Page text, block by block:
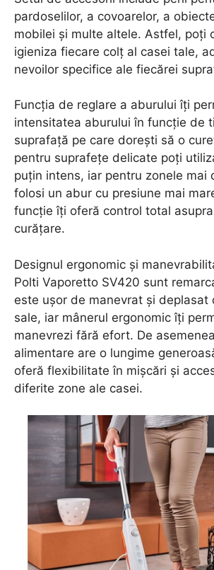
pardoselilor, a covoarelor, a
mobilei și multe altele. Astfel, poți
igieniza fiecare colț al casei tale,
nevoilor specifice ale fiecărei
Funcția de reglare a aburului îți
intensitatea aburului în funcție de
suprafață pe care dorești să o
pentru suprafețe delicate poți
puțin intens, iar pentru zonele mai
folosi un abur cu presiune mai
funcție îți oferă control total
curățare.
Designul ergonomic și
Polti Vaporetto SV420 sunt
este ușor de manevrat și deplasat
sale, iar mânerul ergonomic îți
manevrezi fără efort. De
alimentare are o lungime
oferă flexibilitate în mișcări și
diferite zone ale casei.